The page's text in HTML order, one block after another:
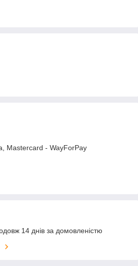
Mastercard - WayForPay
14 днів за домовленістю